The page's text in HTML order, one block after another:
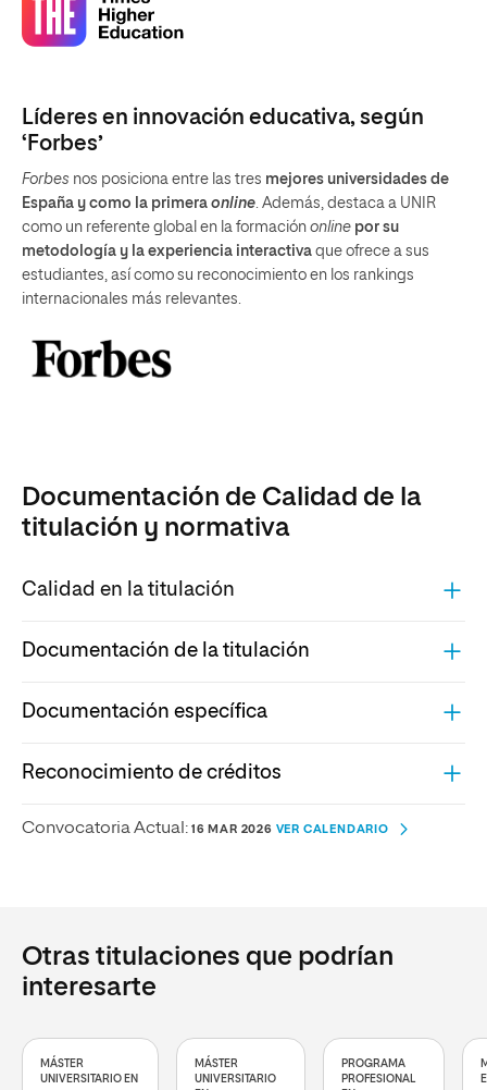
Líderes en innovación educativa, según
‘Forbes’
Forbes nos posiciona entre las tres mejores universidades de
España y como la primera online. Además, destaca a UNIR
como un referente global en la formación online por su
metodología y la experiencia interactiva que ofrece a sus
estudiantes, así como su reconocimiento en los rankings
internacionales más relevantes.
Documentación de Calidad de la
titulación y normativa
Calidad en la titulación
Documentación de la titulación
Documentación específica
Reconocimiento de créditos
Convocatoria Actual: 16 MAR 2026 VER CALENDARIO
Otras titulaciones que podrían
interesarte
MÁSTER
UNIVERSITARIO EN
MÁSTER
UNIVERSITARIO
PROGRAMA
PROFESIONAL